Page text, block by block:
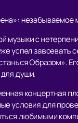
незабываемое
музыки с
успел
Образом».
души.
концертная
условия для
любимыми